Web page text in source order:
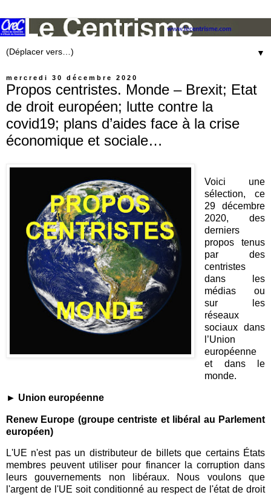
▼
mercredi 30 décembre 2020
Propos centristes. Monde – Brexit; Etat
de droit européen; lutte contre la
covid19; plans d’aides face à la crise
économique et sociale…
Voici une
sélection, ce
29 décembre
2020, des
derniers
propos tenus
par des
centristes
dans les
médias ou
sur les
réseaux
sociaux dans
l’Union
européenne
et dans le
monde.
► Union européenne
Renew Europe (groupe centriste et libéral au Parlement
européen)
L'UE n'est pas un distributeur de billets que certains États
membres peuvent utiliser pour financer la corruption dans
leurs gouvernements non libéraux. Nous voulons que
l'argent de l'UE soit conditionné au respect de l'état de droit